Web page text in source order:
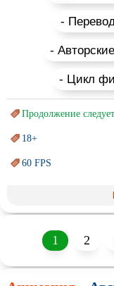
Продолжение
18+
60 FPS
Marvel
Sci-Fi (Научная
1 2